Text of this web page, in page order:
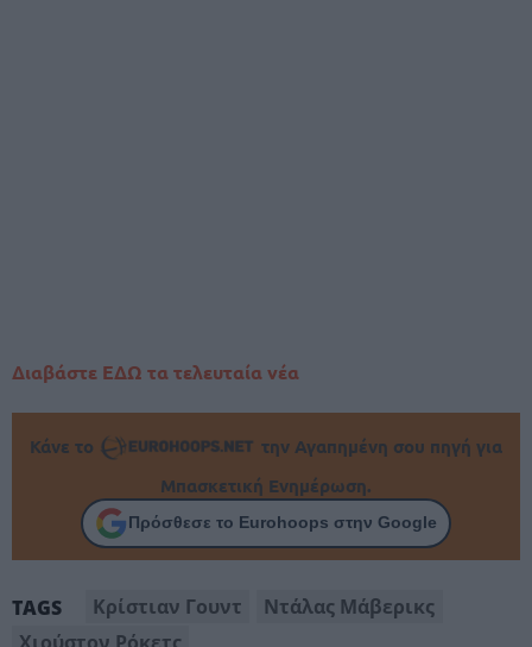
Διαβάστε ΕΔΩ τα τελευταία νέα
Κάνε το
την Αγαπημένη σου πηγή για
Μπασκετική Ενημέρωση.
Πρόσθεσε το Eurohoops στην Google
TAGS Κρίστιαν Γουντ
Ντάλας Μάβερικς